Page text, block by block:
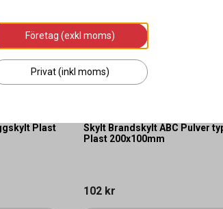
Plast
Skylt Brandskylt ABC Pulver
Plast 200x100mm
102 kr
Företag (exkl moms)
Privat (inkl moms)